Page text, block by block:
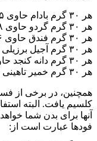
هر ۳۰ گرم بادام حاوی ۷۵ میلی گرم کلسیم می باشد.
هر ۳۰ گرم گردو حاوی ۲۸ میلی گرم کلسیم می باشد.
هر ۳۰ گرم فندق حاوی ۵۶ میلی گرم کلسیم می باشد.
هر ۳۰ گرم آجیل برزیلی حاوی ۲۸ میلی گرم کلسیم می باشد.
هر ۳۰ گرم دانه کنجد حاوی ۲۲ میلی گرم کلسیم می باشد.
هر ۳۰ گرم خمیر تاهینی حاوی ۴۲ میلی گرم کلسیم می باشد.
همچنین، در برخی از
کلسیم یافت. البته
آنها برای بدن شما
فودها عبارت است از: